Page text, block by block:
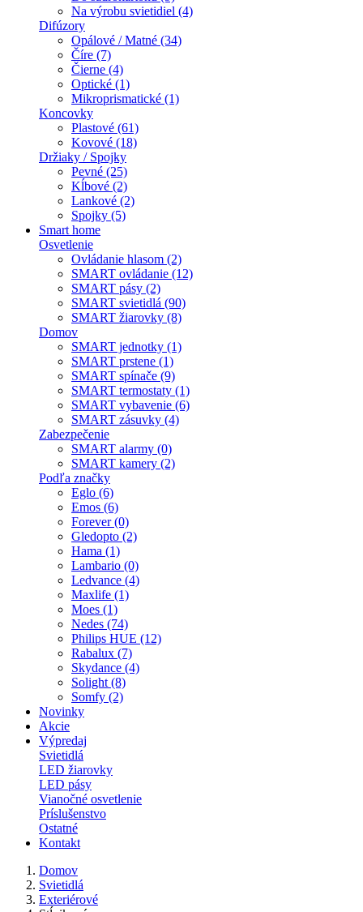
Na výrobu svietidiel (4)
Difúzory
Opálové / Matné (34)
Číre (7)
Čierne (4)
Optické (1)
Mikroprismatické (1)
Koncovky
Plastové (61)
Kovové (18)
Držiaky / Spojky
Pevné (25)
Kĺbové (2)
Lankové (2)
Spojky (5)
Smart home
Osvetlenie
Ovládanie hlasom (2)
SMART ovládanie (12)
SMART pásy (2)
SMART svietidlá (90)
SMART žiarovky (8)
Domov
SMART jednotky (1)
SMART prstene (1)
SMART spínače (9)
SMART termostaty (1)
SMART vybavenie (6)
SMART zásuvky (4)
Zabezpečenie
SMART alarmy (0)
SMART kamery (2)
Podľa značky
Eglo (6)
Emos (6)
Forever (0)
Gledopto (2)
Hama (1)
Lambario (0)
Ledvance (4)
Maxlife (1)
Moes (1)
Nedes (74)
Philips HUE (12)
Rabalux (7)
Skydance (4)
Solight (8)
Somfy (2)
Novinky
Akcie
Výpredaj
Svietidlá
LED žiarovky
LED pásy
Vianočné osvetlenie
Príslušenstvo
Ostatné
Kontakt
Domov
Svietidlá
Exteriérové